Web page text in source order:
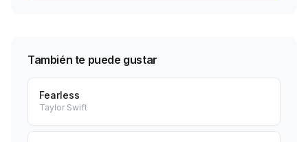
También te puede gustar
Fearless
Taylor Swift